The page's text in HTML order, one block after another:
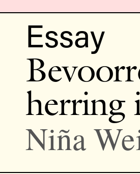
Essay
herring
Niña